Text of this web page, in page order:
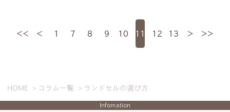
<< < 1 7 8 9 10 11 12 13 > >>
HOME コラム一覧 ランドセルの選び方
Infomation